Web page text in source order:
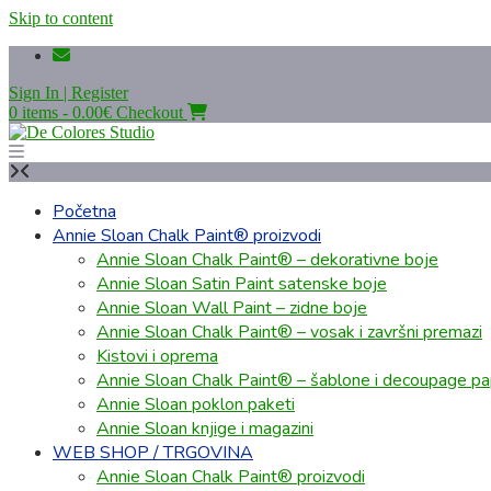
Skip to content
Sign In | Register
0 items - 0.00€ Checkout
Početna
Annie Sloan Chalk Paint® proizvodi
Annie Sloan Chalk Paint® – dekorativne boje
Annie Sloan Satin Paint satenske boje
Annie Sloan Wall Paint – zidne boje
Annie Sloan Chalk Paint® – vosak i završni premazi
Kistovi i oprema
Annie Sloan Chalk Paint® – šablone i decoupage
Annie Sloan poklon paketi
Annie Sloan knjige i magazini
WEB SHOP / TRGOVINA
Annie Sloan Chalk Paint® proizvodi